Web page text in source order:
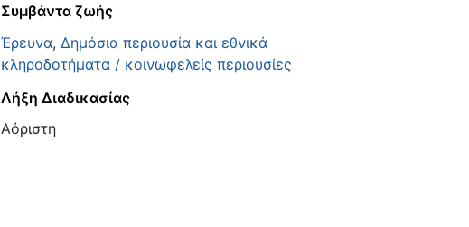
Συμβάντα ζωής
Έρευνα, Δημόσια περιουσία και εθνικά
κληροδοτήματα / κοινωφελείς περιουσίες
Λήξη Διαδικασίας
Αόριστη